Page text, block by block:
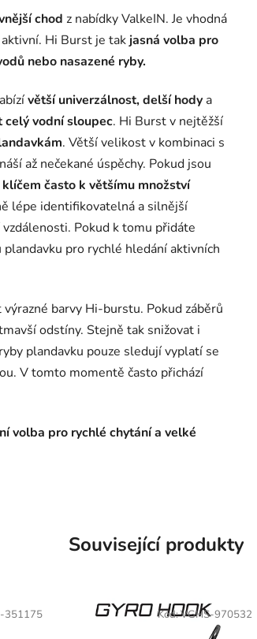
chod z nabídky ValkeIN. Je vhodná
Hi Burst je tak jasná volba pro
nebo nasazené ryby.
větší univerzálnost,delší hody a
celý vodní sloupec. Hi Burst v nejtěžší
. Větší velikost v kombinaci s
až nečekané úspěchy. Pokud jsou
často k většímu množství
lépe identifikovatelná a silnější
Pokud k tomu přidáte
pro rychlé hledání aktivních
barvy Hi-burstu. Pokud záběrů
odstíny. Stejně tak snižovat i
plandavku pouze sledují vyplatí se
V tomto momentě často přichází
volba pro rychlé chytání a velké
Související produkty
351175 Kód:VGHS-970532